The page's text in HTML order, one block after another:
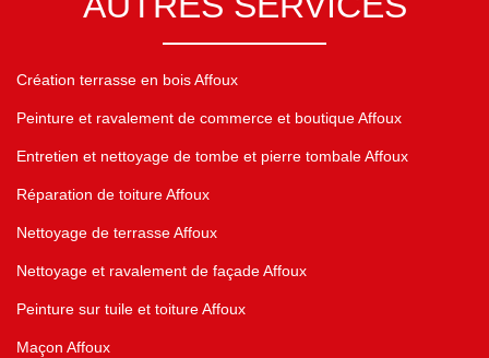
Création terrasse en bois Affoux
Peinture et ravalement de commerce et boutique Affoux
Entretien et nettoyage de tombe et pierre tombale Affoux
Réparation de toiture Affoux
Nettoyage de terrasse Affoux
Nettoyage et ravalement de façade Affoux
Peinture sur tuile et toiture Affoux
Maçon Affoux